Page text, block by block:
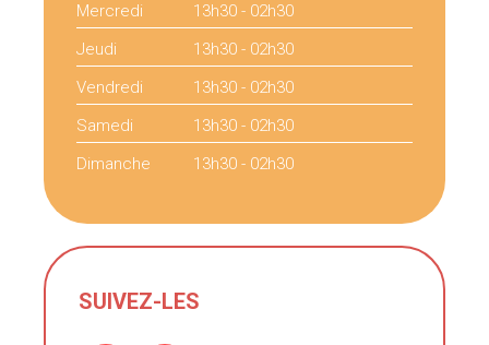
Mercredi
13h30 - 02h30
Jeudi
13h30 - 02h30
Vendredi
13h30 - 02h30
Samedi
13h30 - 02h30
Dimanche
13h30 - 02h30
SUIVEZ-LES